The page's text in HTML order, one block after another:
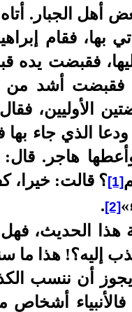
أهل الجبار.
بها، فقام
فقبضت يده
فقبضت أشد من
الأوليين،
الذي جاء بها
هاجر. قال:
[1]؟ قالت: خيرا،
[2]
.
هذا الحديث،
إليه؟! هذا ما
يجوز أن ننسب